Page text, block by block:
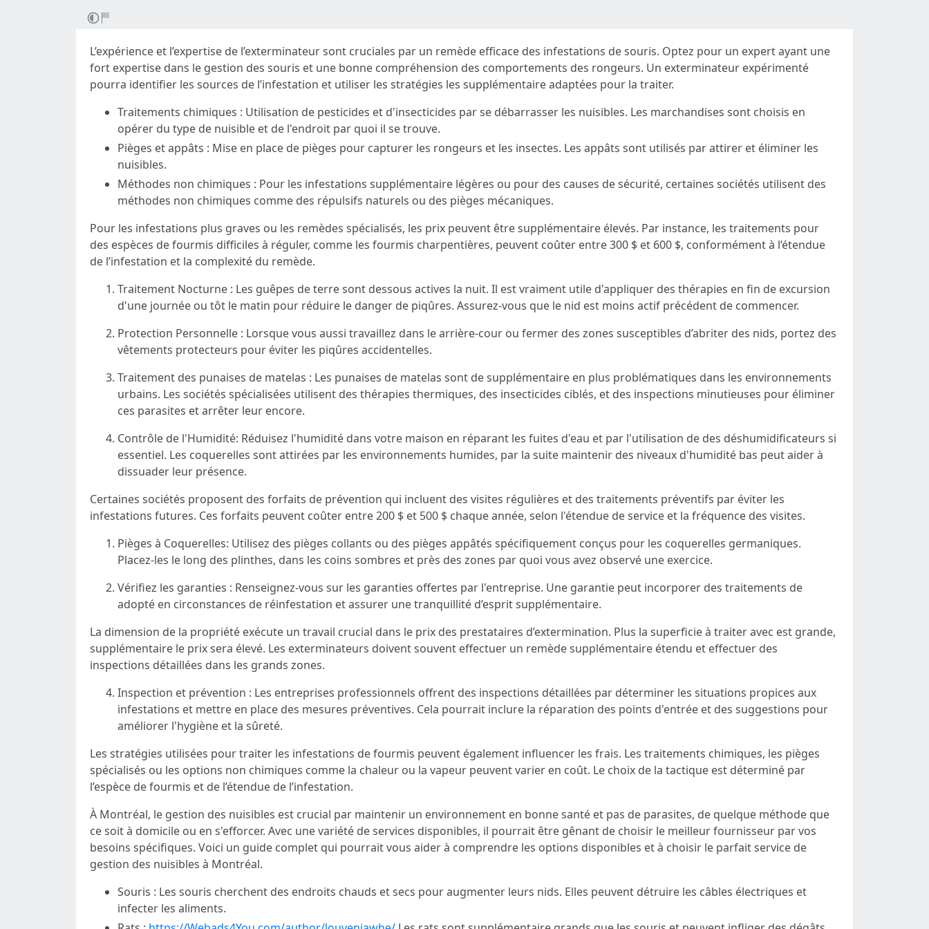
L’expérience et l’expertise de l’exterminateur sont cruciales par un remède efficace des infestations de souris. Optez pour un expert ayant une
fort expertise dans le gestion des souris et une bonne compréhension des comportements des rongeurs. Un exterminateur expérimenté
pourra identifier les sources de l’infestation et utiliser les stratégies les supplémentaire adaptées pour la traiter.
Traitements chimiques : Utilisation de pesticides et d'insecticides par se débarrasser les nuisibles. Les marchandises sont choisis en
opérer du type de nuisible et de l'endroit par quoi il se trouve.
Pièges et appâts : Mise en place de pièges pour capturer les rongeurs et les insectes. Les appâts sont utilisés par attirer et éliminer les
nuisibles.
Méthodes non chimiques : Pour les infestations supplémentaire légères ou pour des causes de sécurité, certaines sociétés utilisent des
méthodes non chimiques comme des répulsifs naturels ou des pièges mécaniques.
Pour les infestations plus graves ou les remèdes spécialisés, les prix peuvent être supplémentaire élevés. Par instance, les traitements pour
des espèces de fourmis difficiles à réguler, comme les fourmis charpentières, peuvent coûter entre 300 $ et 600 $, conformément à l’étendue
de l’infestation et la complexité du remède.
Traitement Nocturne : Les guêpes de terre sont dessous actives la nuit. Il est vraiment utile d'appliquer des thérapies en fin de excursion
d'une journée ou tôt le matin pour réduire le danger de piqûres. Assurez-vous que le nid est moins actif précédent de commencer.
Protection Personnelle : Lorsque vous aussi travaillez dans le arrière-cour ou fermer des zones susceptibles d’abriter des nids, portez des
vêtements protecteurs pour éviter les piqûres accidentelles.
Traitement des punaises de matelas : Les punaises de matelas sont de supplémentaire en plus problématiques dans les environnements
urbains. Les sociétés spécialisées utilisent des thérapies thermiques, des insecticides ciblés, et des inspections minutieuses pour éliminer
ces parasites et arrêter leur encore.
Contrôle de l'Humidité: Réduisez l'humidité dans votre maison en réparant les fuites d'eau et par l'utilisation de des déshumidificateurs si
essentiel. Les coquerelles sont attirées par les environnements humides, par la suite maintenir des niveaux d'humidité bas peut aider à
dissuader leur présence.
Certaines sociétés proposent des forfaits de prévention qui incluent des visites régulières et des traitements préventifs par éviter les
infestations futures. Ces forfaits peuvent coûter entre 200 $ et 500 $ chaque année, selon l'étendue de service et la fréquence des visites.
Pièges à Coquerelles: Utilisez des pièges collants ou des pièges appâtés spécifiquement conçus pour les coquerelles germaniques.
Placez-les le long des plinthes, dans les coins sombres et près des zones par quoi vous avez observé une exercice.
Vérifiez les garanties : Renseignez-vous sur les garanties offertes par l'entreprise. Une garantie peut incorporer des traitements de
adopté en circonstances de réinfestation et assurer une tranquillité d’esprit supplémentaire.
La dimension de la propriété exécute un travail crucial dans le prix des prestataires d’extermination. Plus la superficie à traiter avec est grande,
supplémentaire le prix sera élevé. Les exterminateurs doivent souvent effectuer un remède supplémentaire étendu et effectuer des
inspections détaillées dans les grands zones.
Inspection et prévention : Les entreprises professionnels offrent des inspections détaillées par déterminer les situations propices aux
infestations et mettre en place des mesures préventives. Cela pourrait inclure la réparation des points d'entrée et des suggestions pour
améliorer l'hygiène et la sûreté.
Les stratégies utilisées pour traiter les infestations de fourmis peuvent également influencer les frais. Les traitements chimiques, les pièges
spécialisés ou les options non chimiques comme la chaleur ou la vapeur peuvent varier en coût. Le choix de la tactique est déterminé par
l’espèce de fourmis et de l’étendue de l’infestation.
À Montréal, le gestion des nuisibles est crucial par maintenir un environnement en bonne santé et pas de parasites, de quelque méthode que
ce soit à domicile ou en s'efforcer. Avec une variété de services disponibles, il pourrait être gênant de choisir le meilleur fournisseur par vos
besoins spécifiques. Voici un guide complet qui pourrait vous aider à comprendre les options disponibles et à choisir le parfait service de
gestion des nuisibles à Montréal.
Souris : Les souris cherchent des endroits chauds et secs pour augmenter leurs nids. Elles peuvent détruire les câbles électriques et
infecter les aliments.